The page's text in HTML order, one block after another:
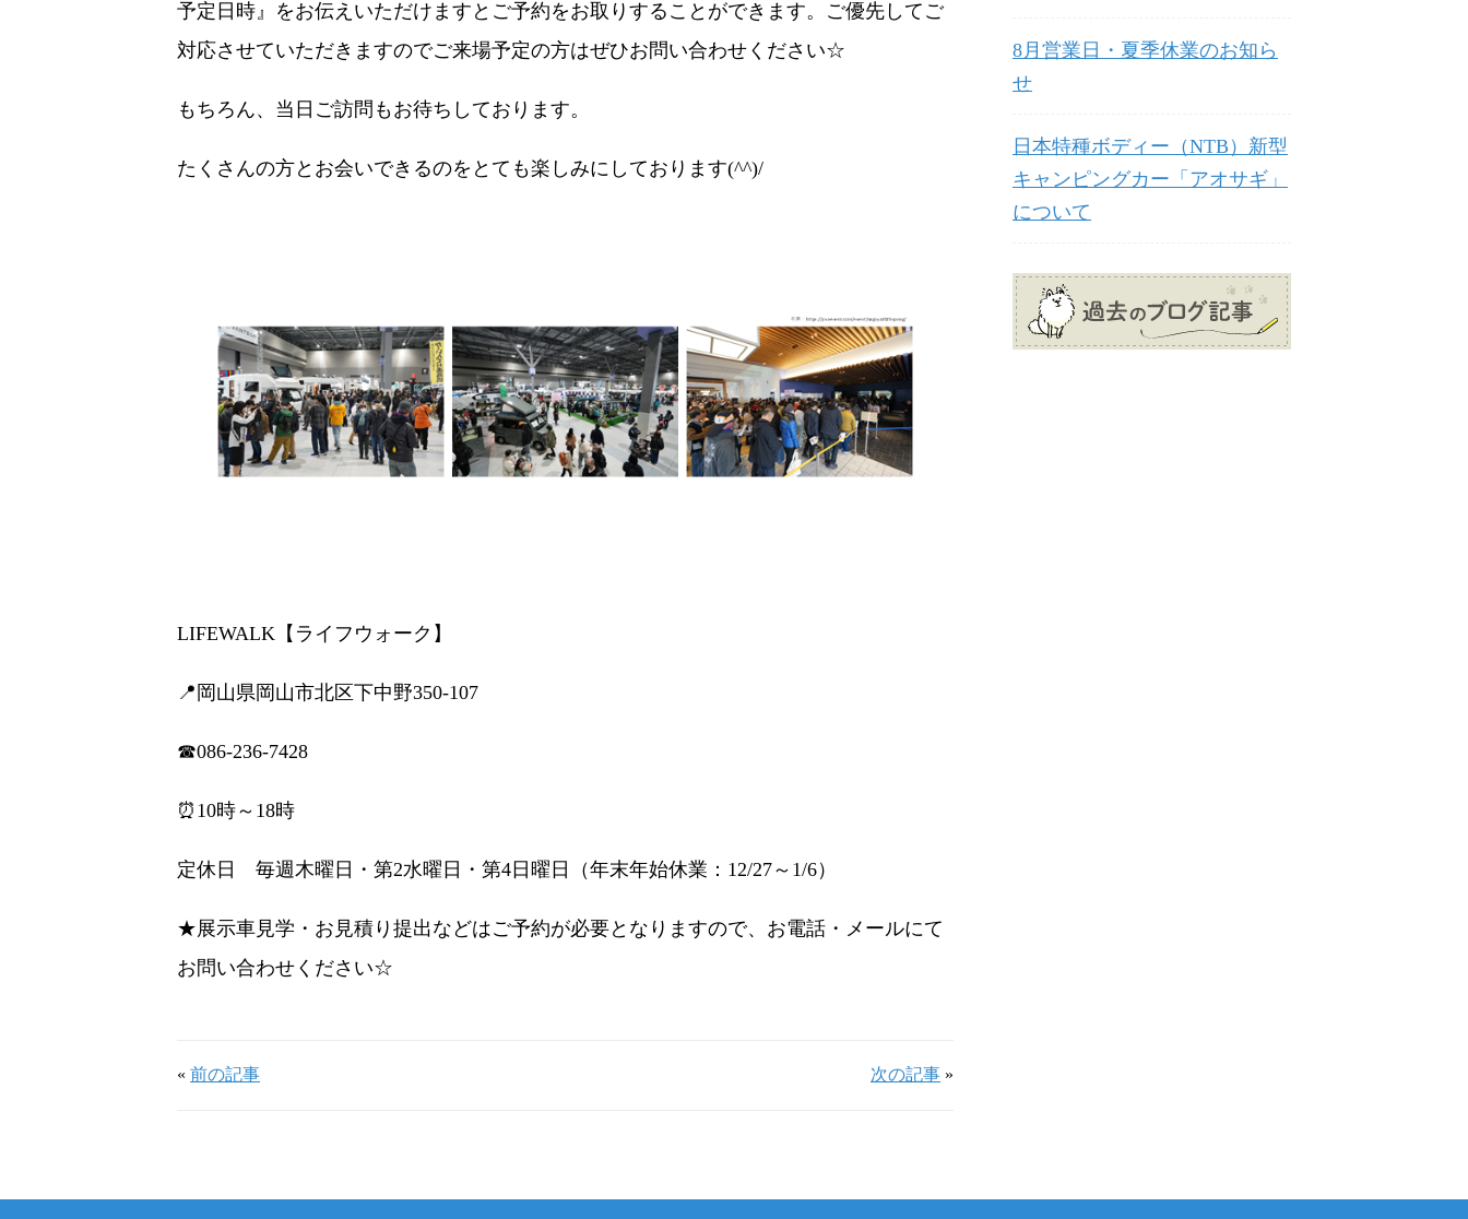
予定日時』をお伝えいただけますとご予約をお取りすることができます。ご優先してご
対応させていただきますのでご来場予定の方はぜひお問い合わせください☆
もちろん、当日ご訪問もお待ちしております。
たくさんの方とお会いできるのをとても楽しみにしております(^^)/
LIFEWALK【ライフウォーク】
📍岡山県岡山市北区下中野350-107
☎086-236-7428
⏰10時～18時
定休日 毎週木曜日・第2水曜日・第4日曜日（年末年始休業：12/27～1/6）
★展示車見学・お見積り提出などはご予約が必要となりますので、お電話・メールにて
お問い合わせください☆
« 前の記事 次の記事 »
8月営業日・夏季休業のお知ら
せ
日本特種ボディー（NTB）新型
キャンピングカー「アオサギ」
について